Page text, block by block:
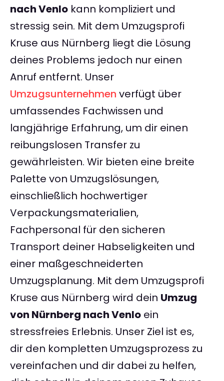
nach Venlo kann kompliziert und
stressig sein. Mit dem Umzugsprofi
Kruse aus Nürnberg liegt die Lösung
deines Problems jedoch nur einen
Anruf entfernt. Unser
Umzugsunternehmen verfügt über
umfassendes Fachwissen und
langjährige Erfahrung, um dir einen
reibungslosen Transfer zu
gewährleisten. Wir bieten eine breite
Palette von Umzugslösungen,
einschließlich hochwertiger
Verpackungsmaterialien,
Fachpersonal für den sicheren
Transport deiner Habseligkeiten und
einer maßgeschneiderten
Umzugsplanung. Mit dem Umzugsprofi
Kruse aus Nürnberg wird dein Umzug
von Nürnberg nach Venlo ein
stressfreies Erlebnis. Unser Ziel ist es,
dir den kompletten Umzugsprozess zu
vereinfachen und dir dabei zu helfen,